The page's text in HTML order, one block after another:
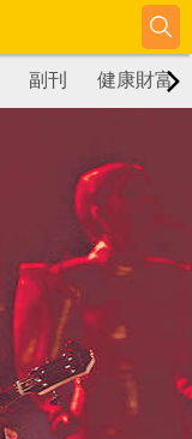
副刊 健康財富